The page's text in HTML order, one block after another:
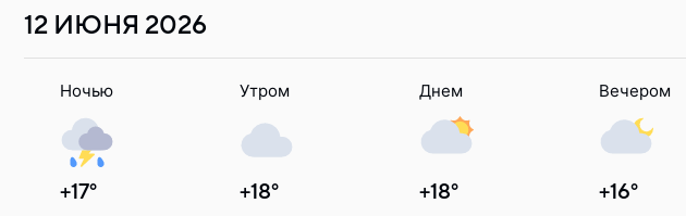
12 ИЮНЯ 2026
Ночью
+17°
Утром
+18°
Днем
+18°
Вечером
+16°